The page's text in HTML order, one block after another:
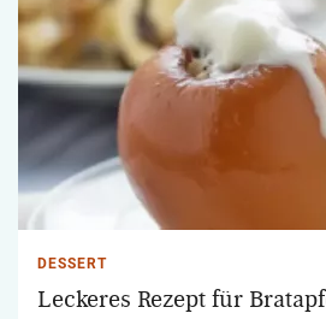
DESSERT
Leckeres Rezept für